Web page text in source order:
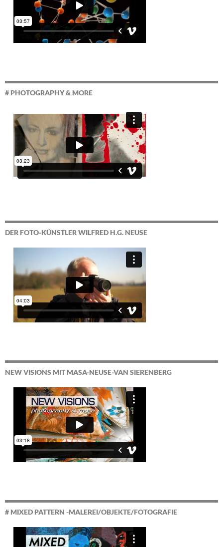
# PHOTOGRAPHY & MORE
DER FOTO-KÜNSTLER WILFRED H.G. NEUSE
NEW VISIONS MIT MASA-NEUSE-VAN SIERENBERG
# MIXED PATTERN -MALEREI/OBJEKTE/FOTOGRAFIE